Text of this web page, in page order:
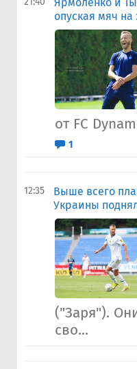
опуская мяч
от FC
1
12:35
Выше всего
Украины
("Заря").
сво...